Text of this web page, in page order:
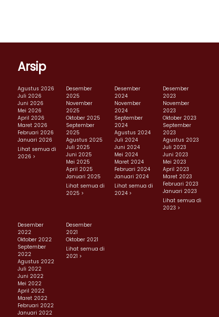
Arsip
Agustus 2026
Juli 2026
Juni 2026
Mei 2026
April 2026
Maret 2026
Februari 2026
Januari 2026
Lihat semua di
2026 >
Desember
2025
November
2025
Oktober 2025
September
2025
Agustus 2025
Juli 2025
Juni 2025
Mei 2025
April 2025
Januari 2025
Lihat semua di
2025 >
Desember
2024
November
2024
September
2024
Agustus 2024
Juli 2024
Juni 2024
Mei 2024
Maret 2024
Februari 2024
Januari 2024
Lihat semua di
2024 >
Desember
2023
November
2023
Oktober 2023
September
2023
Agustus 2023
Juli 2023
Juni 2023
Mei 2023
April 2023
Maret 2023
Februari 2023
Januari 2023
Lihat semua di
2023 >
Desember
2022
Oktober 2022
September
2022
Agustus 2022
Juli 2022
Juni 2022
Mei 2022
April 2022
Maret 2022
Februari 2022
Januari 2022
Desember
2021
Oktober 2021
Lihat semua di
2021 >